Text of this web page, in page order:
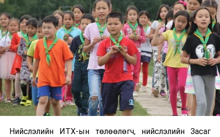
Нийслэлийн ИТХ-ын төлөөлөгч, нийслэлийн Засаг